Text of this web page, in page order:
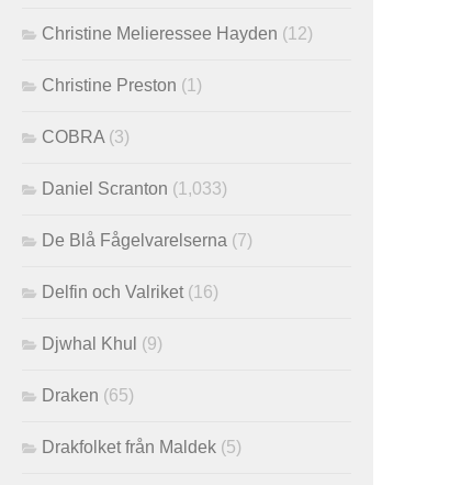
Christine Melieressee Hayden (12)
Christine Preston (1)
COBRA (3)
Daniel Scranton (1,033)
De Blå Fågelvarelserna (7)
Delfin och Valriket (16)
Djwhal Khul (9)
Draken (65)
Drakfolket från Maldek (5)